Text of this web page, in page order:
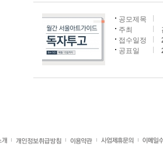
공모제목
주최
접수일정
공표일